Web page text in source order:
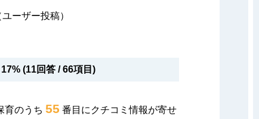
ユーザー投稿）
(11回答 / 66項目)
育のうち 55 番目にクチコミ情報が寄せ